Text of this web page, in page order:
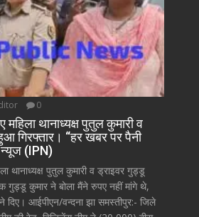
0
थानाध्यक्ष पुतुल कुमारी व
गिरफ्तार। “हर खबर पर पैनी
न्यूज (IPN)
थानाध्यक्ष पुतुल कुमारी व ड्राइवर गुड्डू
गुड्डू कुमार ने बोला मैंने रुपए नहीं मांगे थे,
दिए। आईपीएन/वन्दना झा समस्तीपुर:- जिले